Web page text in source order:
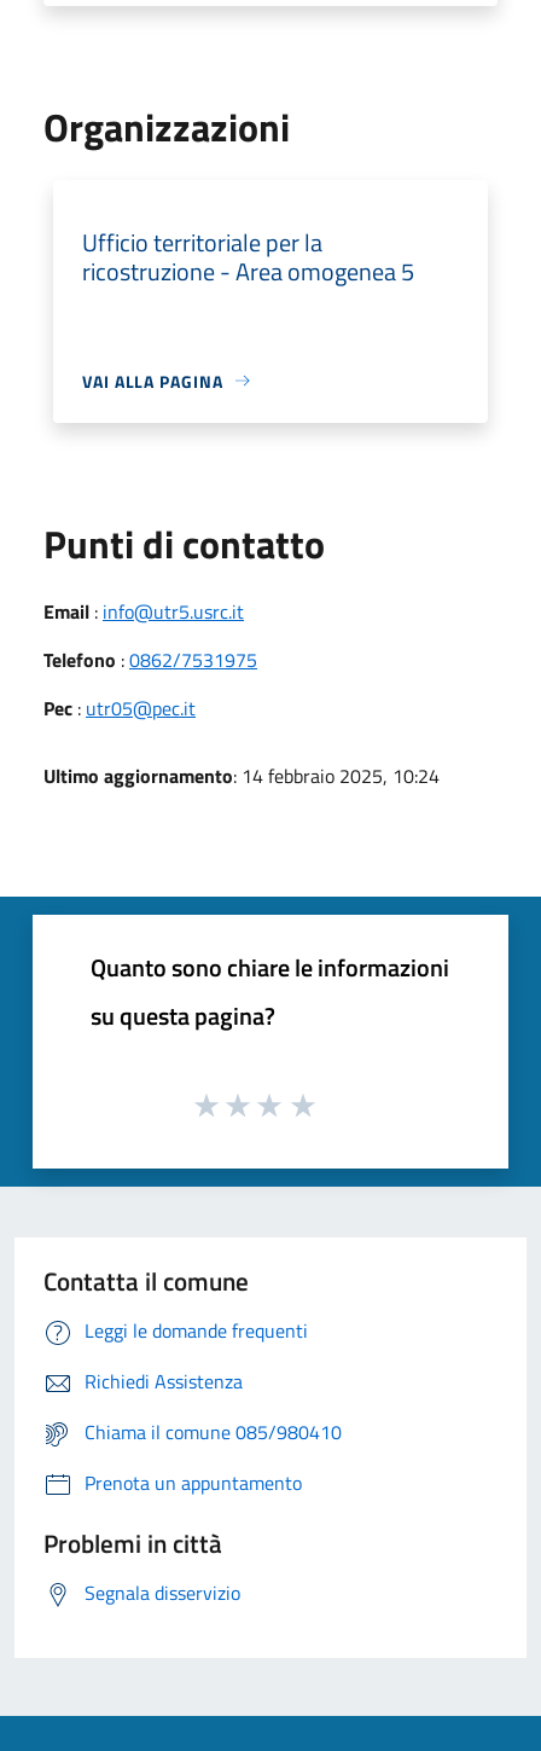
Organizzazioni
Ufficio territoriale per la
ricostruzione - Area omogenea 5
VAI ALLA PAGINA
Punti di contatto
Email : info@utr5.usrc.it
Telefono :0862/7531975
Pec : utr05@pec.it
Ultimo aggiornamento: 14 febbraio 2025, 10:24
Quanto sono chiare le informazioni
su questa pagina?
Contatta il comune
Leggi le domande frequenti
Richiedi Assistenza
Chiama il comune 085/980410
Prenota un appuntamento
Problemi in città
Segnala disservizio